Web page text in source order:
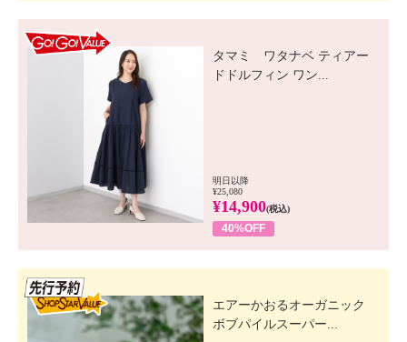
タマミ ワタナベ ティアー
ドドルフィン ワン...
明日以降
¥25,080
¥14,900(税込)
40%OFF
エアーかおるオーガニック
ボブパイルスーパー...